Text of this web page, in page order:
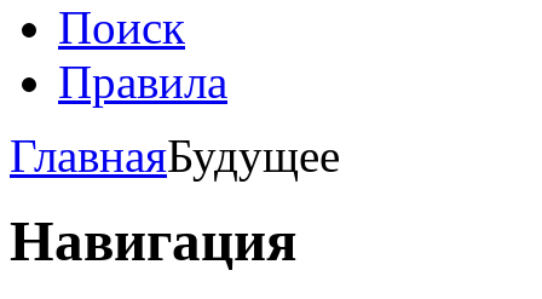
Поиск
Правила
ГлавнаяБудущее
Навигация